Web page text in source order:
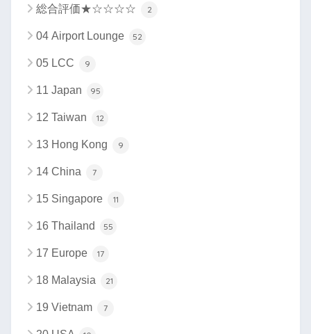
総合評価★☆☆☆☆ 2
04 Airport Lounge 52
05 LCC 9
11 Japan 95
12 Taiwan 12
13 Hong Kong 9
14 China 7
15 Singapore 11
16 Thailand 55
17 Europe 17
18 Malaysia 21
19 Vietnam 7